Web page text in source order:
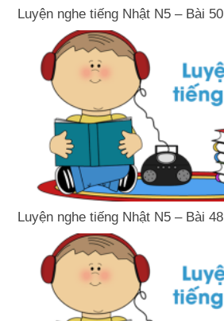
Luyện nghe tiếng Nhật N5 – Bài 50
Luyện nghe tiếng Nhật N5 – Bài 48